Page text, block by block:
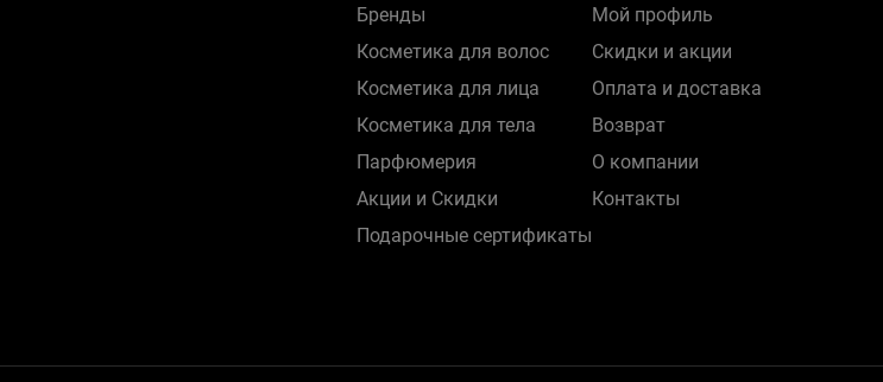
Бренды
Косметика для волос
Косметика для лица
Косметика для тела
Парфюмерия
Акции и Скидки
Подарочные сертификаты
Мой профиль
Скидки и акции
Оплата и доставка
Возврат
О компании
Контакты